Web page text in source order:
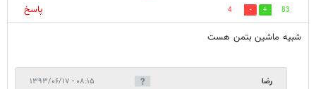
83
4
پاسخ
شبیه ماشین بتمن هست
رضا ۰۸:۱۵ - ۱۳۹۳/۰۶/۱۷